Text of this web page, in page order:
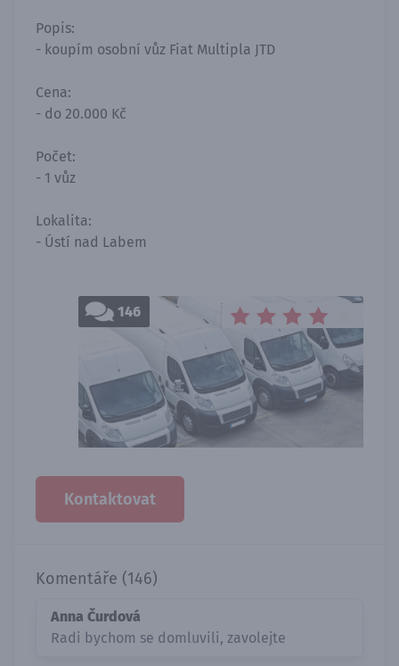
Popis:
- koupím osobní vůz Fiat Multipla JTD
Cena:
- do 20.000 Kč
Počet:
- 1 vůz
Lokalita:
- Ústí nad Labem
146
Kontaktovat
Komentáře (146)
Anna Čurdová
Radi bychom se domluvili, zavolejte